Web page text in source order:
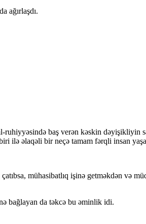
ağırlaşdı.
ruhiyyəsində baş verən kəskin dəyişikliyin
ilə əlaqəli bir neçə tamam fərqli insan
mühasibatlıq işinə getməkdən və
bağlayan da təkcə bu əminlik idi.